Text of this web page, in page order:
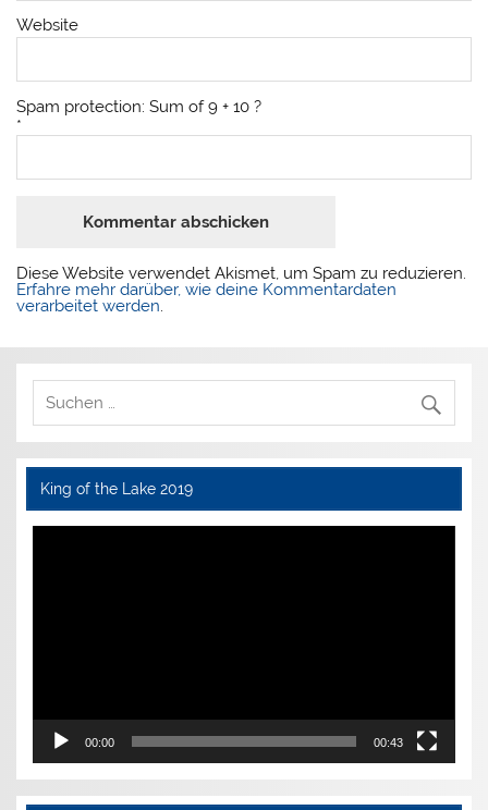
Website
Spam protection: Sum of 9 + 10 ?
*
Diese Website verwendet Akismet, um Spam zu reduzieren.
Erfahre mehr darüber, wie deine Kommentardaten
verarbeitet werden.
King of the Lake 2019
Video-
00:00 00:43